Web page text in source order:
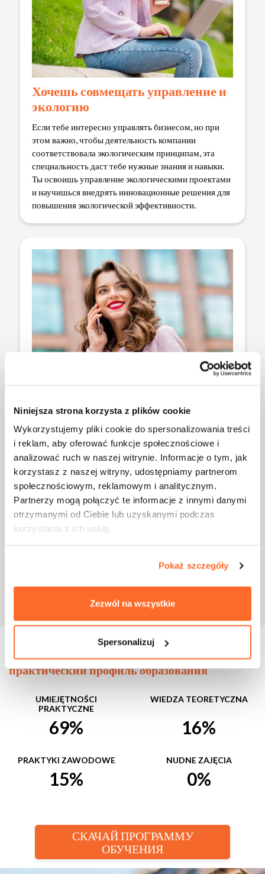
Niniejsza strona korzysta z plików cookie
Wykorzystujemy pliki cookie do spersonalizowania treści
i reklam, aby oferować funkcje społecznościowe i
analizować ruch w naszej witrynie. Informacje o tym, jak
korzystasz z naszej witryny, udostępniamy partnerom
społecznościowym, reklamowym i analitycznym.
Partnerzy mogą połączyć te informacje z innymi danymi
otrzymanymi od Ciebie lub uzyskanymi podczas
korzystania z ich usług.
Pokaż szczegóły
Zezwól na wszystkie
Spersonalizuj
Хочешь совмещать управление и
экологию
Если тебе интересно управлять бизнесом, но при
этом важно, чтобы деятельность компании
соответствовала экологическим принципам, эта
специальность даст тебе нужные знания и навыки.
Ты освоишь управление экологическими проектами
и научишься внедрять инновационные решения для
повышения экологической эффективности.
Тебе нравится решать задачи и
искать новые решения
Если тебе по душе разбирать сложные проблемы и
находить современные пути улучшения
экологических процессов в компаниях, эта
программа тебе подойдёт. Ты научишься внедрять
компаниям уменьшить их негативное влияние на
Программа и структура обучения
практический профиль образования
UMIEJĘTNOŚCI
PRAKTYCZNE
69%
WIEDZA TEORETYCZNA
16%
PRAKTYKI ZAWODOWE
15%
NUDNE ZAJĘCIA
0%
СКАЧАЙ ПРОГРАММУ
ОБУЧЕНИЯ